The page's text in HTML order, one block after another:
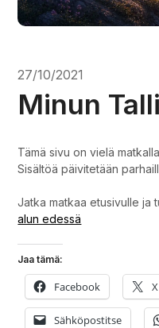
27/10/2021
Minun
Tämä sivu on vielä
Sisältöä päivitetään
Jatka matkaa etusivulle ja
alun edessä
Jaa tämä:
Facebook X
Sähköpostitse